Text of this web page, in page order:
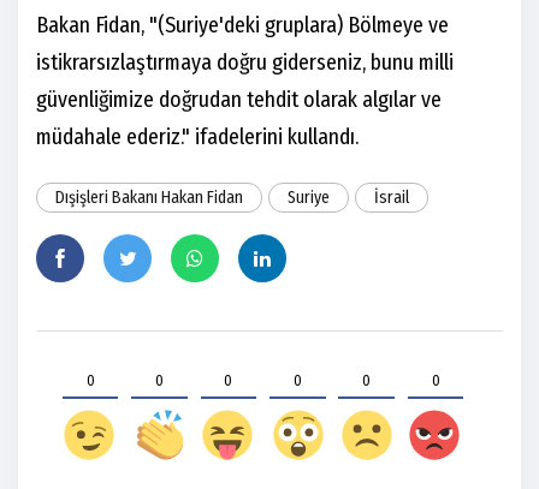
Bakan Fidan, "(Suriye'deki gruplara) Bölmeye ve
istikrarsızlaştırmaya doğru giderseniz, bunu milli
güvenliğimize doğrudan tehdit olarak algılar ve
müdahale ederiz." ifadelerini kullandı.
Dışişleri Bakanı Hakan Fidan Suriye İsrail
0 0 0 0 0 0